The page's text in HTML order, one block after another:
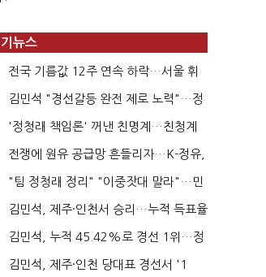
뉴스
전국 기름값 12주 연속 하락…서울 휘
발윳값 1909원...
김민석 "경선갈등 완전 제로 노력"…정
청래 "반명 공세 사...
'정청래 책임론' 꺼낸 친명계…친청계
는 추가투표 때리기...
전쟁에 원유 공급망 흔들리자…K-정유,
에너지안보 핵심...
"팀 정청래 정리" "이중잣대 말라"…민
주 최고위원 계파 다...
김민석, 제주·인천서 승리…누적 득표율
'1위 탈환'(종합)...
김민석, 누적 45.42%로 경선 1위…정
청래와 격차 0.86%p(...
김민석, 제주·인천 당대표 경선서 '1